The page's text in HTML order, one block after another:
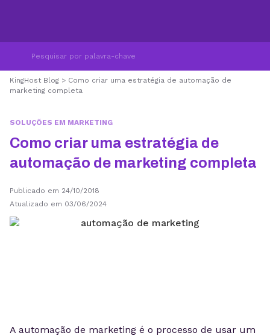
KingHost Blog > Como criar uma estratégia de automação de
marketing completa
SOLUÇÕES EM MARKETING
Como criar uma estratégia de
automação de marketing completa
Publicado em 24/10/2018
Atualizado em 03/06/2024
A automação de marketing é o processo de usar um